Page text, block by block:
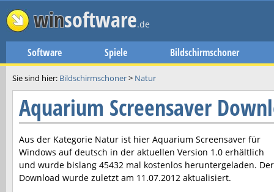
winsoftware.de
Software Spiele Bildschirmschoner
Sie sind hier: Bildschirmschoner> Natur
Aquarium Screensaver
Aus der Kategorie Natur ist hier Aquarium Screensaver für
Windows auf deutsch in der aktuellen Version 1.0 erhältlich
und wurde bislang 45432 mal kostenlos heruntergeladen. Der
Download wurde zuletzt am 11.07.2012 aktualisiert.